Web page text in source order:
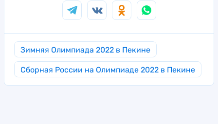
Зимняя Олимпиада 2022 в Пекине
Сборная России на Олимпиаде 2022 в Пекине